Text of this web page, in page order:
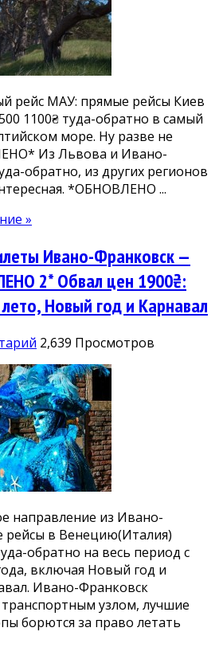
рейс МАУ: прямые рейсы Киев
1100₴ туда-обратно в самый
море. Ну разве не
Из Львова и Ивано-
обратно, из других регионов
*ОБНОВЛЕНО ...
»
Ивано-Франковск —
2* Обвал цен 1900₴:
Новый год и Карнавал
2,639 Просмотров
направление из Ивано-
рейсы в Венецию(Италия)
обратно на весь период с
включая Новый год и
Ивано-Франковск
узлом, лучшие
борются за право летать